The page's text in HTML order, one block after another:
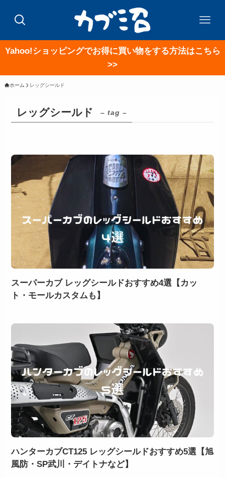
Yahoo!ショッピングでお得に買い物をする方法はこちら
>>
ホーム レッグシールド
レッグシールド – tag –
スーパーカブ レッグシールドおすすめ4選【カッ
ト・モールカスタムも】
ハンターカブCT125 レッグシールドおすすめ5選【旭
風防・SP武川・デイトナなど】